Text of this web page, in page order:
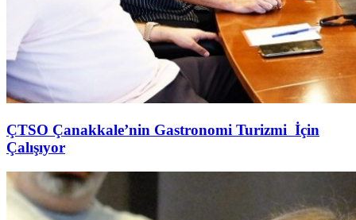
ÇTSO Çanakkale’nin Gastronomi Turizmi İçin
Çalışıyor